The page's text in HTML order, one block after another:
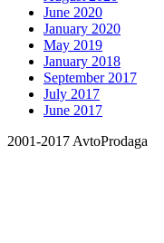
June 2020
January 2020
May 2019
January 2018
September 2017
July 2017
June 2017
2001-2017 AvtoProdaga